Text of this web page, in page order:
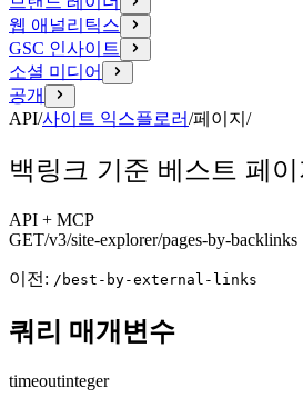
웹 애널리틱스
GSC 인사이트
소셜 미디어
공개
API/사이트 익스플로러/페이지 /
백링크 기준 베스트 페이
API + MCP
GET/v3/site-explorer/pages-by-backlinks
이전: /best-by-external-links
쿼리 매개변수
timeoutinteger